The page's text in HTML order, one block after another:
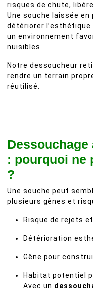
risques de chute,
Une souche laissée
détériorer
un environnement
nuisibles.
Notre dessoucheur
rendre un terrain
réutilisé.
Dessouchage
: pourquoi ne
?
Une souche peut
plusieurs gênes et
Risque de rejets
Détérioration
Gêne pour
Habitat potentiel
Avec un